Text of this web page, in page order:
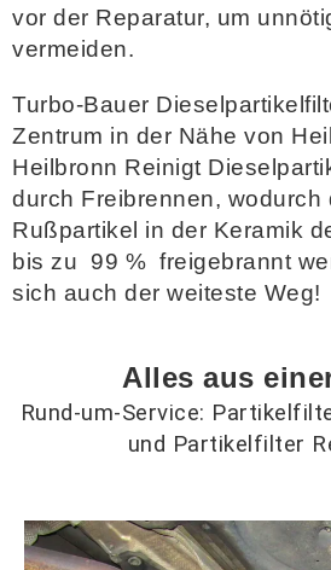
vor der Reparatur, um
vermeiden.
Turbo-Bauer
Zentrum in der Nähe von
Heilbronn Reinigt
durch Freibrennen, wodurch
Rußpartikel in der Keramik
bis zu 99 % freigebrannt
sich auch der weiteste Weg!
Alles aus
Rund-um-Service:
und Partikelfilter